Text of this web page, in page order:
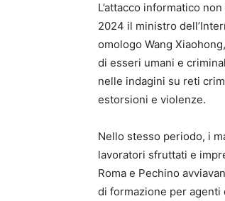
L’attacco informatico
2024 il ministro
omologo Wang
di esseri umani e
nelle indagini su reti
estorsioni e violenze.
Nello stesso periodo, i
lavoratori sfruttati e
Roma e Pechino
di formazione per